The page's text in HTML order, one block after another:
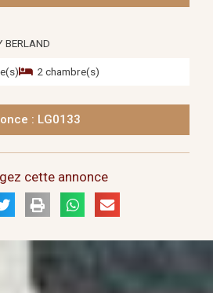
BERLAND
2 chambre(s)
: LG0133
cette annonce